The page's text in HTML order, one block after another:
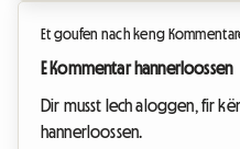
Et goufen nach keng
E Kommentar hannerloossen
Dir musst Iech aloggen, fir
hannerloossen.